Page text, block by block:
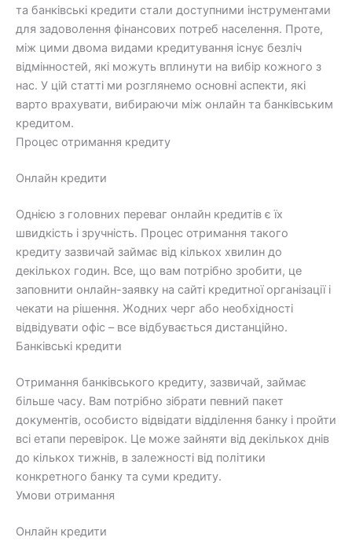
та банківські кредити стали доступними інструментами
для задоволення фінансових потреб населення. Проте,
між цими двома видами кредитування існує безліч
відмінностей, які можуть вплинути на вибір кожного з
нас. У цій статті ми розглянемо основні аспекти, які
варто врахувати, вибираючи між онлайн та банківським
кредитом.
Процес отримання кредиту
Онлайн кредити
Однією з головних переваг онлайн кредитів є їх
швидкість і зручність. Процес отримання такого
кредиту зазвичай займає від кількох хвилин до
декількох годин. Все, що вам потрібно зробити, це
заповнити онлайн-заявку на сайті кредитної організації і
чекати на рішення. Жодних черг або необхідності
відвідувати офіс – все відбувається дистанційно.
Банківські кредити
Отримання банківського кредиту, зазвичай, займає
більше часу. Вам потрібно зібрати певний пакет
документів, особисто відвідати відділення банку і пройти
всі етапи перевірок. Це може зайняти від декількох днів
до кількох тижнів, в залежності від політики
конкретного банку та суми кредиту.
Умови отримання
Онлайн кредити